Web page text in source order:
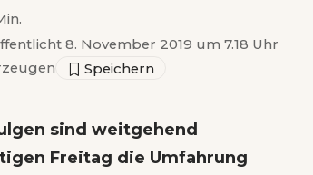
8. November 2019 um 7.18 Uhr
sind weitgehend
Freitag die Umfahrung